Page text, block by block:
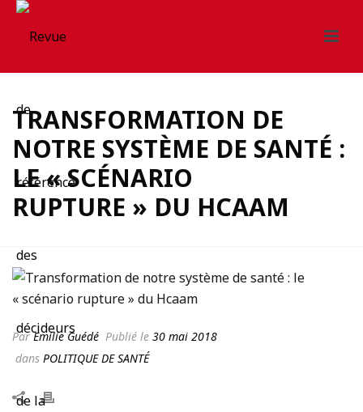
TRANSFORMATION DE
NOTRE SYSTÈME DE SANTÉ :
LE « SCÉNARIO
RUPTURE » DU HCAAM
ParEmilie Guédé Publié le 30 mai 2018
dans POLITIQUE DE SANTÉ